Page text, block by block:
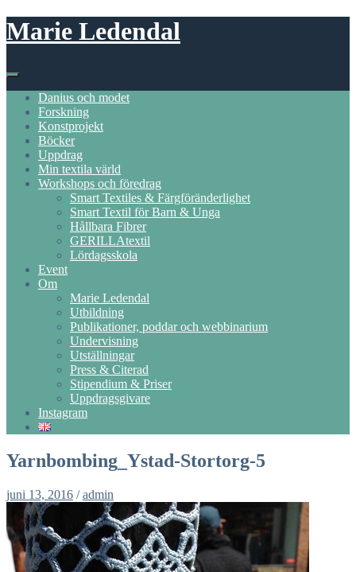
Skip
to
Marie Ledendal
Danius och modet
Forskning
Konstprojekt
Böcker
Uppdrag
Min textila värld
Workshops och föredrag
Smart Textiles & Färgföränderlighet
Smart Textil för Barn & Unga
Hållbara Fibrer
GERILLAtextil
Lördagsskola
Event
Om
Marie Ledendal
Utbildning
Publikationer, poddar och webbinarium
Undervisning
Utställningar
Press & Citerad
Stipendium & Priser
Uppdragsgivare
Instagram
Yarnbombing_Ystad-Stortorg-5
juni 13, 2016 /admin